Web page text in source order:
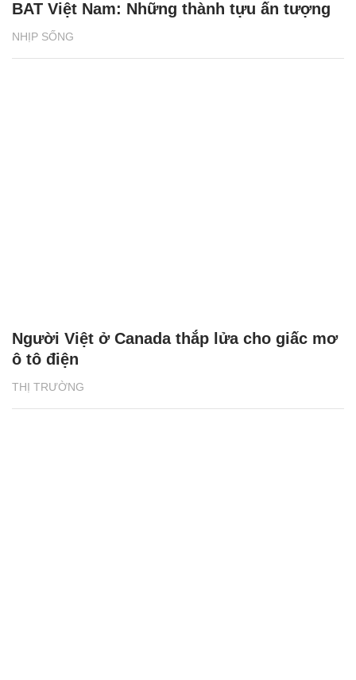
NHỊP SỐNG
BAT Việt Nam: Những thành tựu ấn tượng
THỊ TRƯỜNG
Người Việt ở Canada thắp lửa cho giấc mơ
ô tô điện